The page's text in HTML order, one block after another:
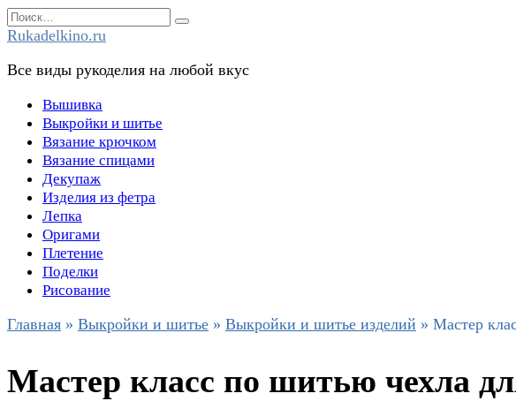
Перейти
к
Search
for:
Rukadelkino.ru
Все виды рукоделия на любой вкус
Вышивка
Выкройки и шитье
Вязание крючком
Вязание спицами
Декупаж
Изделия из фетра
Лепка
Оригами
Плетение
Поделки
Рисование
Главная » Выкройки и шитье » Выкройки и шитье изделий » Мастер
Мастер класс по шитью чехла